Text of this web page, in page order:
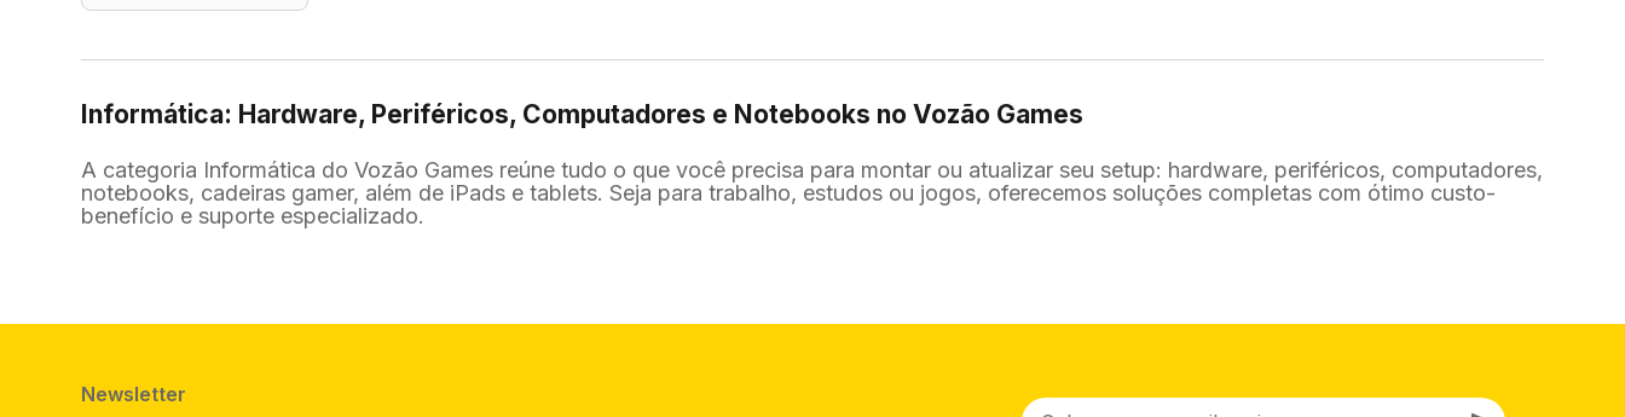
Informática: Hardware, Periféricos, Computadores e Notebooks no Vozão Games
A categoria Informática do Vozão Games reúne tudo o que você precisa para montar ou atualizar seu setup: hardware, periféricos, computadores,
notebooks, cadeiras gamer, além de iPads e tablets. Seja para trabalho, estudos ou jogos, oferecemos soluções completas com ótimo custo-
benefício e suporte especializado.
Newsletter